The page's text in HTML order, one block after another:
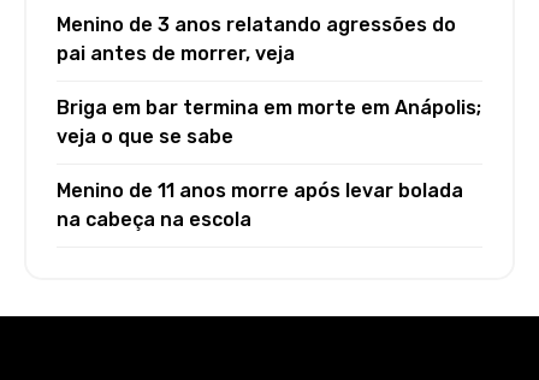
Menino de 3 anos relatando agressões do
pai antes de morrer, veja
Briga em bar termina em morte em Anápolis;
veja o que se sabe
Menino de 11 anos morre após levar bolada
na cabeça na escola